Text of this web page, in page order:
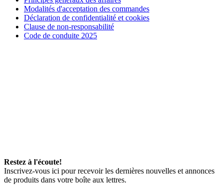
Modalités d'acceptation des commandes
Déclaration de confidentialité et cookies
Clause de non-responsabilité
Code de conduite 2025
Restez à l'écoute!
Inscrivez-vous ici pour recevoir les dernières nouvelles et annonces
de produits dans votre boîte aux lettres.